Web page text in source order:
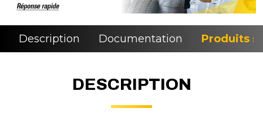
Description Documentation Produits
DESCRIPTION